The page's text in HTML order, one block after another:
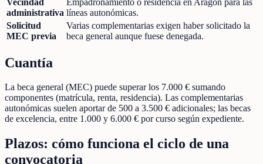
administrativa líneas autonómicas.
Solicitud
MEC previa
Varias complementarias exigen haber solicitado la
beca general aunque fuese denegada.
Cuantía
La beca general (MEC) puede superar los 7.000 € sumando
componentes (matrícula, renta, residencia). Las complementarias
autonómicas suelen aportar de 500 a 3.500 € adicionales; las becas
de excelencia, entre 1.000 y 6.000 € por curso según expediente.
Plazos: cómo funciona el ciclo de una
convocatoria